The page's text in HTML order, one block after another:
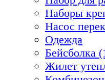
Наборы
Насос
Одежда
Бейсболка
Жилет